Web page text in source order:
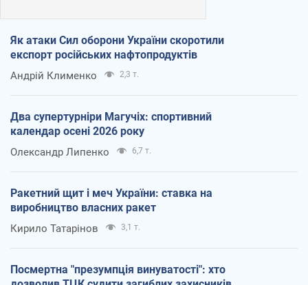
Як атаки Сил оборони України скоротили
експорт російських нафтопродуктів
Андрій Клименко 2,3 т.
Два супертурніри Магучіх: спортивний
календар осені 2026 року
Олександр Липенко 6,7 т.
Ракетний щит і меч України: ставка на
виробництво власних ракет
Кирило Татарінов 3,1 т.
Посмертна "презумпція винуватості": хто